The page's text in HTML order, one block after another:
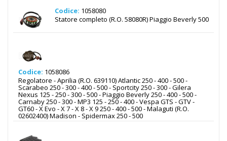
Codice: 1058080
Statore completo (R.O. 58080R) Piaggio Beverly 500
Codice: 1058086
Regolatore - Aprilia (R.O. 639110) Atlantic 250 - 400 - 500 -
Scarabeo 250 - 300 - 400 - 500 - Sportcity 250 - 300 - Gilera
Nexus 125 - 250 - 300 - 500 - Piaggio Beverly 250 - 400 - 500 -
Carnaby 250 - 300 - MP3 125 - 250 - 400 - Vespa GTS - GTV -
GT60 - X Evo - X 7 - X 8 - X 9 250 - 400 - 500 - Malaguti (R.O.
02602400) Madison - Spidermax 250 - 500